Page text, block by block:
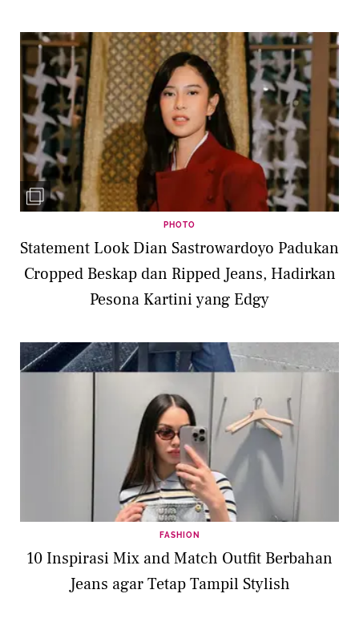
PHOTO
Statement Look Dian Sastrowardoyo Padukan
Cropped Beskap dan Ripped Jeans, Hadirkan
Pesona Kartini yang Edgy
FASHION
10 Inspirasi Mix and Match Outfit Berbahan
Jeans agar Tetap Tampil Stylish